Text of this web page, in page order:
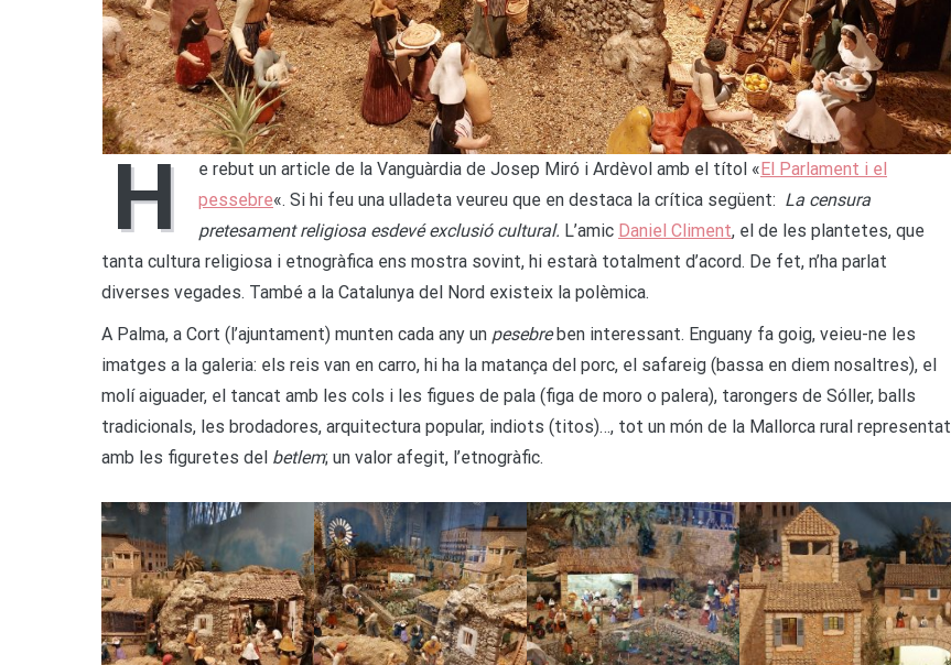
H e rebut un article de la Vanguàrdia de Josep Miró i Ardèvol amb el títol «El Parlament i el
pessebre«. Si hi feu una ulladeta veureu que en destaca la crítica següent: La censura
pretesament religiosa esdevé exclusió cultural. L’amic Daniel Climent, el de les plantetes, que
tanta cultura religiosa i etnogràfica ens mostra sovint, hi estarà totalment d’acord. De fet, n’ha parlat
diverses vegades. També a la Catalunya del Nord existeix la polèmica.
A Palma, a Cort (l’ajuntament) munten cada any un pesebreben interessant. Enguany fa goig, veieu-ne les
imatges a la galeria: els reis van en carro, hi ha la matança del porc, el safareig (bassa en diem nosaltres), el
molí aiguader, el tancat amb les cols i les figues de pala (figa de moro o palera), tarongers de Sóller, balls
tradicionals, les brodadores, arquitectura popular, indiots (titos)…, tot un món de la Mallorca rural representat
amb les figuretes del betlem; un valor afegit, l’etnogràfic.